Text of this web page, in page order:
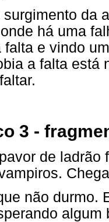
da
há uma
falta e vindo
a falta está
3 -
de ladrão
não durmo.
algum